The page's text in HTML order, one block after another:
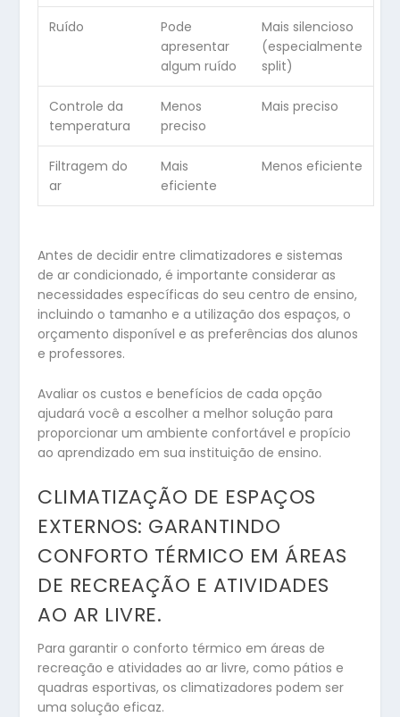
Ruído
Pode
apresentar
algum ruído
Mais silencioso
(especialmente
split)
Controle da
temperatura
Menos
preciso
Mais preciso
Filtragem do
ar
Mais
eficiente
Menos eficiente
Antes de decidir entre climatizadores e sistemas
de ar condicionado, é importante considerar as
necessidades específicas do seu centro de ensino,
incluindo o tamanho e a utilização dos espaços, o
orçamento disponível e as preferências dos alunos
e professores.
Avaliar os custos e benefícios de cada opção
ajudará você a escolher a melhor solução para
proporcionar um ambiente confortável e propício
ao aprendizado em sua instituição de ensino.
CLIMATIZAÇÃO DE ESPAÇOS
EXTERNOS: GARANTINDO
CONFORTO TÉRMICO EM ÁREAS
DE RECREAÇÃO E ATIVIDADES
AO AR LIVRE.
Para garantir o conforto térmico em áreas de
recreação e atividades ao ar livre, como pátios e
quadras esportivas, os climatizadores podem ser
uma solução eficaz.